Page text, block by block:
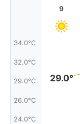
34.0°C
32.0°C
29.0°C
26.0°C
24.0°C
9
29.0°